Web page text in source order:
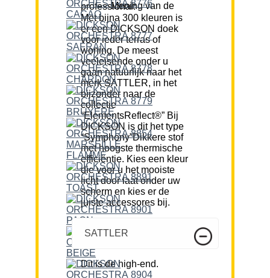
Mening van de professional:
Met bijna 300 kleuren is
er een DICKSON doek
voor ieder terras of
woning. De meest
veeleisende onder u
gaan natuurlijk naar het
merk SATTLER, in het
bijzonder naar de
collectie
“ElementsReflect®” Bij
DICKSON is dit het type
“Symphony”Dikkere stof
met hoogste thermische
efficiëntie. Kies een kleur
die voor u het mooiste
licht door laat onder uw
scherm en kies er de
juiste accessores bij.
SATTLER
Dit is de high-end.